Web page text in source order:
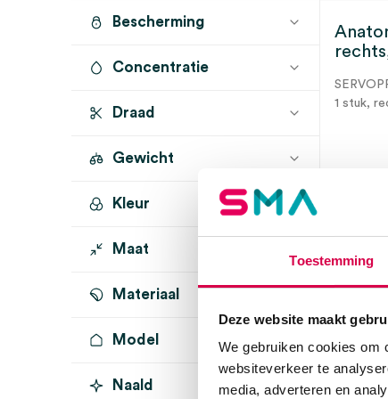
Toestemming
Deze website maakt
We gebruiken cookies om
websiteverkeer te
media, adverteren en
Bescherming
Concentratie
Draad
Gewicht
Kleur
zwart (1)
Maat
Materiaal
Model
Naald
1 stuk,